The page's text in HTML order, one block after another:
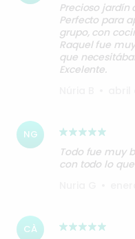
Precioso jardín
Perfecto para
grupo, con
Raquel fue
que
Excelente.
NG
Todo fue muy
con todo lo
CÀ